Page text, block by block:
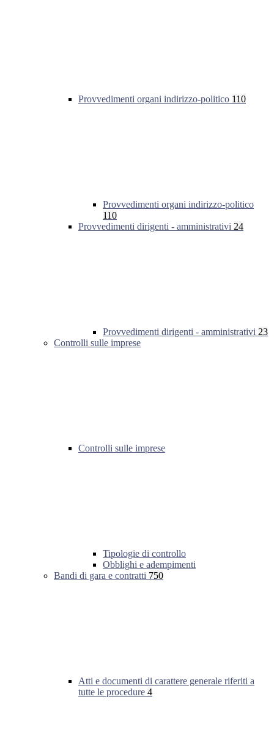
Provvedimenti organi indirizzo-politico 110
Provvedimenti organi indirizzo-politico
110
Provvedimenti dirigenti - amministrativi 24
Provvedimenti dirigenti - amministrativi 23
Controlli sulle imprese
Controlli sulle imprese
Tipologie di controllo
Obblighi e adempimenti
Bandi di gara e contratti 750
Atti e documenti di carattere generale riferiti a
tutte le procedure 4